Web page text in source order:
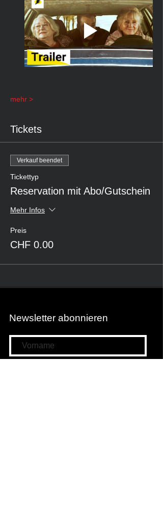
mehr >
Tickets
Verkauf beendet
Tickettyp
Reservation mit Abo/Gutschein
Mehr Infos
Preis
CHF 0.00
Newsletter abonnieren